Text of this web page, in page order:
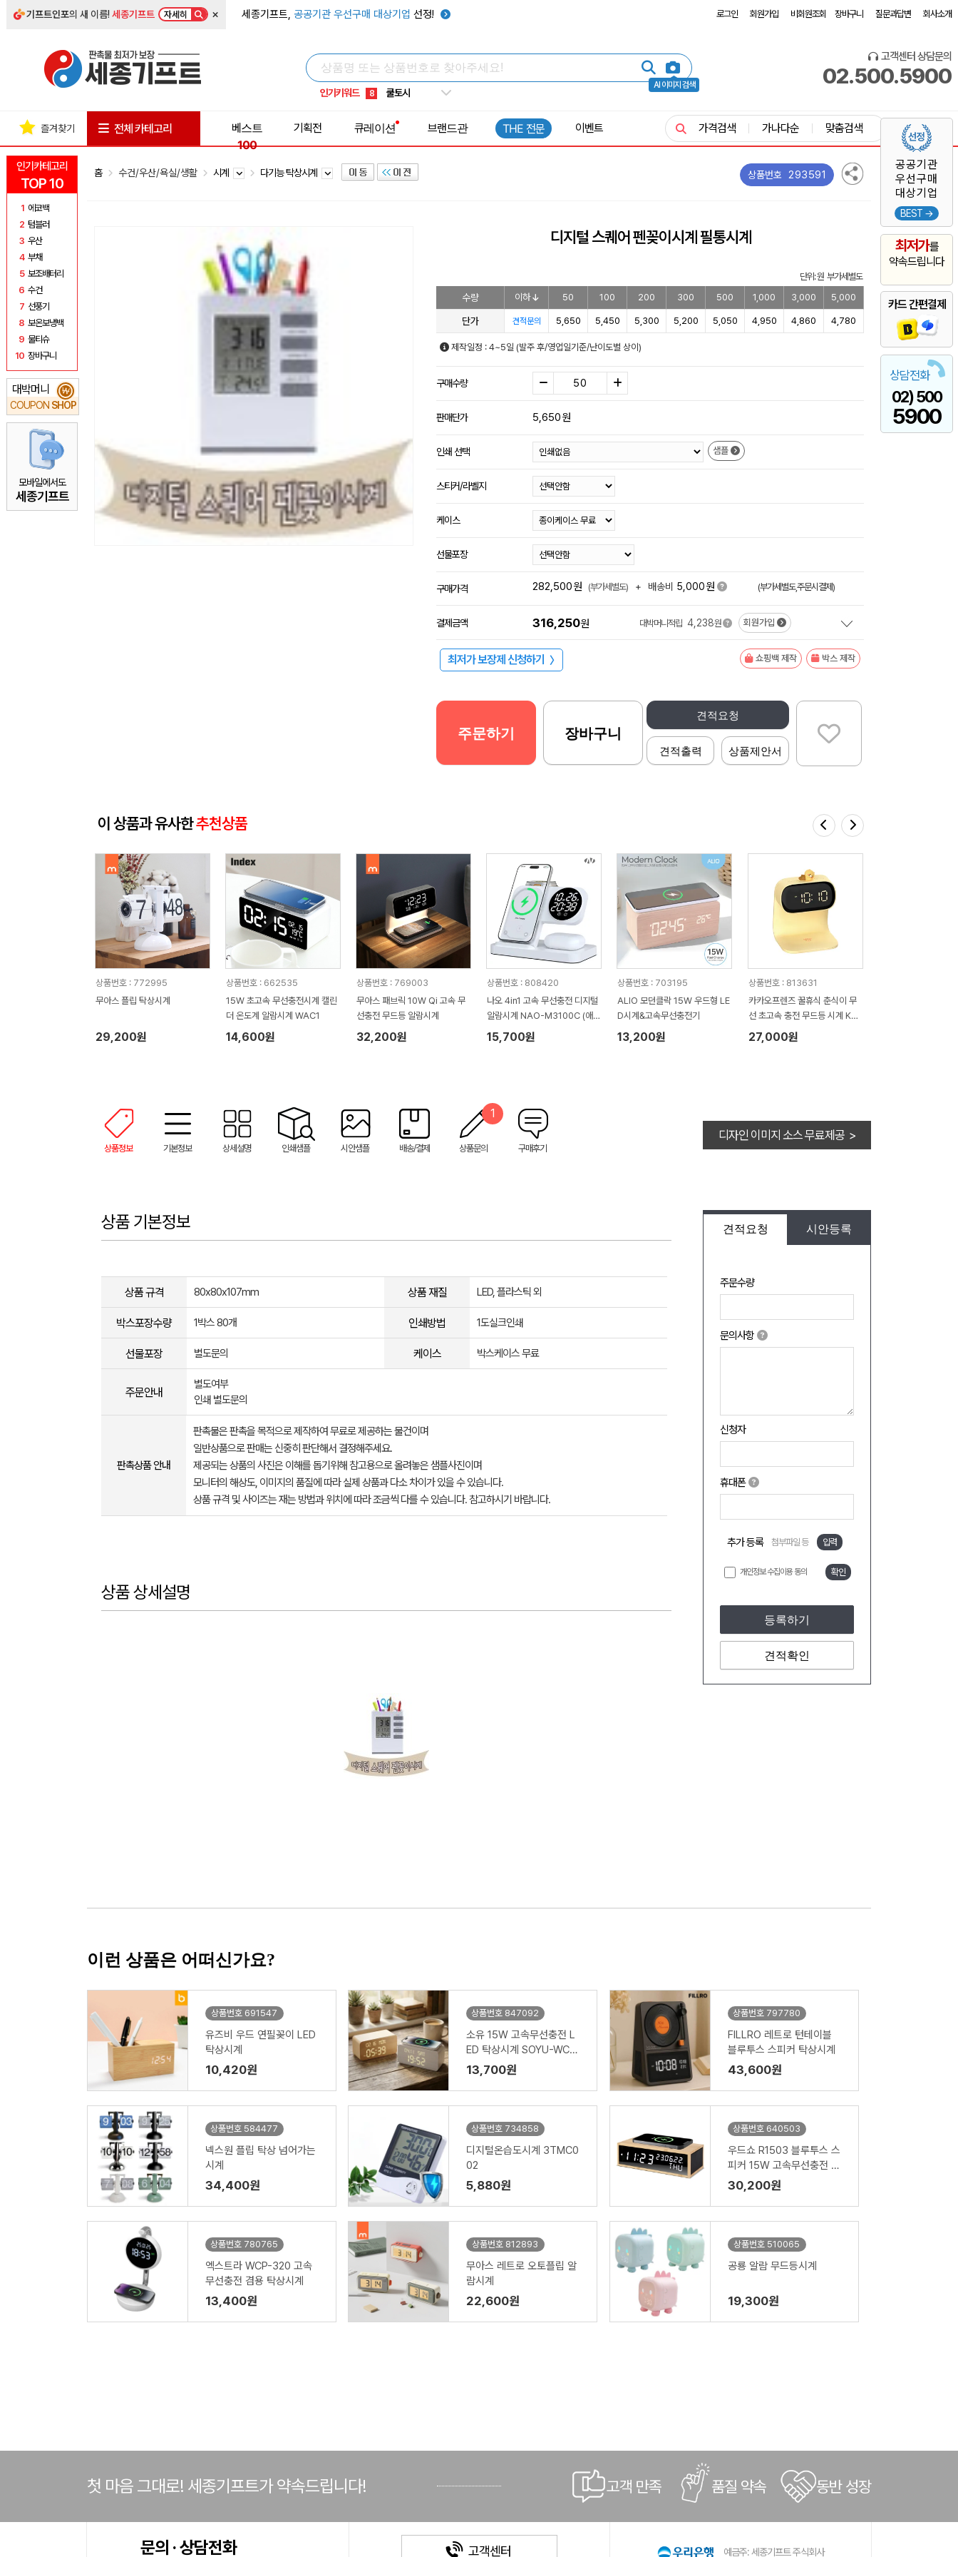
기프트인포의 새 이름!세종기프트 자세히 × 세종기프트, 공공기관 우선구매 대상기업 선정! 로그인 회원가입 비회원조회 장바구니 질문과답변 회사소개
AI 이미지 검색
인기키워드
5 키캡
8 쿨토시
9 넥쿨러
1 선풍기
고객센터 상담문의
02.500.5900
인기카테고리
TOP 10
1 에코백
2 텀블러
3 우산
4 부채
5 보조배터리
6 수건
7 선풍기
8 보온보냉백
9 물티슈
10 장바구니
대박머니
COUPON SHOP
₩
모바일에서도
세종기프트
공공기관
우선구매
대상기업
BEST →
최저가를
약속드립니다
카드 간편결제
상담전화
02) 500
5900
즐겨찾기 전체 카테고리
베스트
100
기획전 큐레이션 브랜드관 THE 전문 이벤트 가격검색 가나다순 맞춤검색
홈 수건/우산/욕실/생활 시계 다기능 탁상시계 상품번호 293591
디지털 스퀘어 펜꽂이시계 필통시계
단위: 원 부가세별도
수량 이하 50 100 200 300 500 1,000 3,000 5,000
단가 견적문의 5,650 5,450 5,300 5,200 5,050 4,950 4,860 4,780
제작일정 : 4~5일 (발주 후/영업일기준/난이도별 상이)
구매수량
판매단가 5,650원
인쇄 선택 샘플
스티커/라벨지
케이스
선물포장
구매가격 282,500원 (부가세별도) + 배송비 5,000원 (부가세별도,주문시결제)
결제금액 316,250원 대박머니적립 4,238원 회원가입
최저가 보장제 신청하기 〉 쇼핑백 제작 박스 제작
견적요청
견적출력 상품제안서
주문하기 장바구니
이 상품과 유사한추천상품
상품번호 : 772995
무아스 플립 탁상시계
29,200원
상품번호 : 662535
15W 초고속 무선충전시계 캘린
더 온도계 알람시계 WAC1
14,600원
상품번호 : 769003
무아스 패브릭 10W Qi 고속 무
선충전 무드등 알람시계
32,200원
상품번호 : 808420
나오 4in1 고속 무선충전 디지털
알람시계 NAO-M3100C (애플
&갤럭시)
15,700원
상품번호 : 703195
ALIO 모던클락 15W 우드형 LE
D시계&고속무선충전기
13,200원
상품번호 : 813631
카카오프렌즈 꿀휴식 춘식이 무
선 초고속 충전 무드등 시계 KW
DS200
27,000원
상품정보 기본정보 상세설명 인쇄샘플 시안샘플 배송/결제 상품문의
1
구매후기
디자인 이미지 소스 무료제공 >
견적요청 시안등록
주문수량
문의사항
신청자
휴대폰
추가 등록 첨부파일 등 입력
개인정보 수집이용 동의 확인
등록하기
견적확인
상품 기본정보
상품 규격 80x80x107mm 상품 재질 LED, 플라스틱 외
박스포장수량 1박스 80개 인쇄방법 1도실크인쇄
선물포장 별도문의 케이스 박스케이스 무료
주문안내
별도여부
인쇄 별도문의
판촉상품 안내
판촉물은 판촉을 목적으로 제작하여 무료로 제공하는 물건이며
일반상품으로 판매는 신중히 판단해서 결정해주세요.
제공되는 상품의 사진은 이해를 돕기위해 참고용으로 올려놓은 샘플사진이며
모니터의 해상도, 이미지의 품질에 따라 실제 상품과 다소 차이가 있을 수 있습니다.
상품 규격 및 사이즈는 재는 방법과 위치에 따라 조금씩 다를 수 있습니다. 참고하시기 바랍니다.
상품 상세설명
이런 상품은 어떠신가요?
상품번호 691547
유즈비 우드 연필꽂이 LED
탁상시계
10,420원
상품번호 847092
소유 15W 고속무선충전 L
ED 탁상시계 SOYU-WC2
4 (무료인쇄)
13,700원
상품번호 797780
FILLRO 레트로 턴테이블
블루투스 스피커 탁상시계
43,600원
상품번호 584477
넥스원 플립 탁상 넘어가는
시계
34,400원
상품번호 734858
디지털온습도시계 3TMC0
02
5,880원
상품번호 640503
우드쇼 R1503 블루투스 스
피커 15W 고속무선충전 리
얼우드 디지털시계_리얼우
30,200원
상품번호 780765
엑스트라 WCP-320 고속
무선충전 겸용 탁상시계
13,400원
상품번호 812893
무아스 레트로 오토플립 알
람시계
22,600원
상품번호 510065
공룡 알람 무드등시계
19,300원
첫 마음 그대로! 세종기프트가 약속드립니다! 고객 만족 품질 약속 동반 성장
문의 · 상담전화 고객센터 예금주: 세종기프트 주식회사